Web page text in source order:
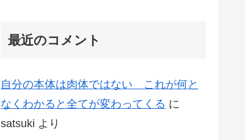
最近のコメント
自分の本体は肉体ではない これが何と
なくわかると全てが変わってくる に
satsuki より